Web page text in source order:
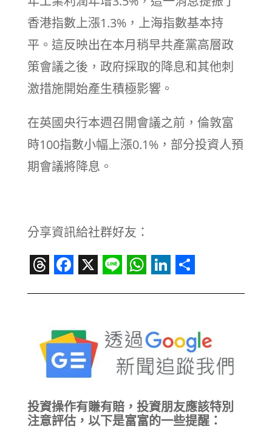
香港指數上漲1.3%，上海指數基本持
平。這反映出在本月稍早共產黨高層政
策會議之後，政府採取的降息和其他刺
激措施開始產生積極影響。
在英國央行本週召開會議之前，倫敦富
時100指數小幅上漲0.1%，部分投資人預
期會議將降息。
分享資訊給社群好友：
投資操作有賺有賠，投資朋友應該特別
注意評估，以下是富富的一些提醒：